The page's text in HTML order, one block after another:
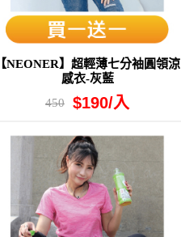
【NEONER】超輕薄七分袖圓領涼
感衣-灰藍
450
$190/入